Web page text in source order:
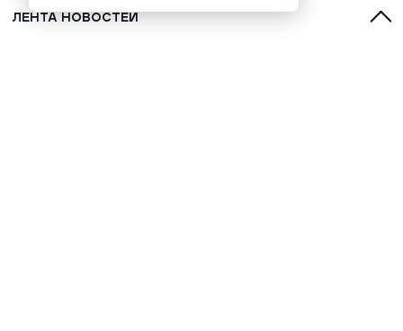
ЛЕНТА НОВОСТЕЙ